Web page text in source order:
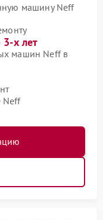
машину Neff
3-х лет
машин Neff в
Neff